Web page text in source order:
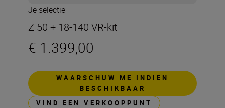
Je selectie
Z 50 + 18-140 VR-kit
€ 1.399,00
WAARSCHUW ME INDIEN
BESCHIKBAAR
VIND EEN VERKOOPPUNT